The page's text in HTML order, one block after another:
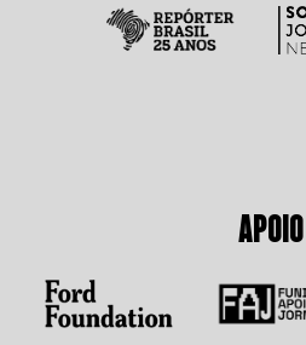
APOIO